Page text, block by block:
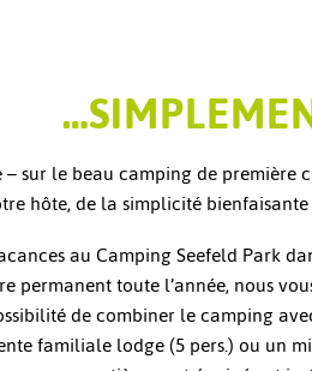
RÉSERVEZ
ICI
sur le beau camping de première
hôte, de la simplicité
au Camping Seefeld Park
permanent toute l’année, nous
de combiner le camping
familiale lodge (5 pers.) ou un